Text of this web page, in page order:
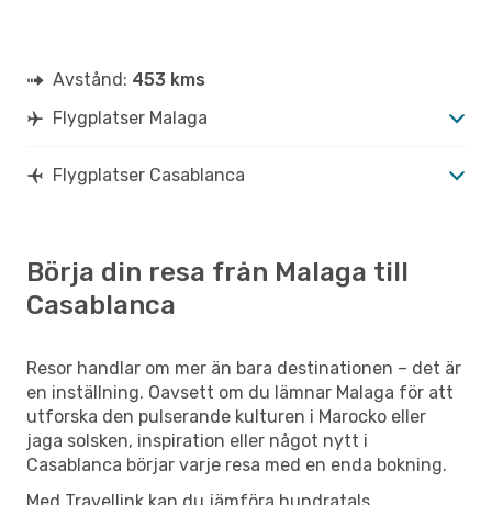
Avstånd: 453 kms
Flygplatser Malaga
Flygplatser Casablanca
Börja din resa från Malaga till
Casablanca
Resor handlar om mer än bara destinationen – det är
en inställning. Oavsett om du lämnar Malaga för att
utforska den pulserande kulturen i Marocko eller
jaga solsken, inspiration eller något nytt i
Casablanca börjar varje resa med en enda bokning.